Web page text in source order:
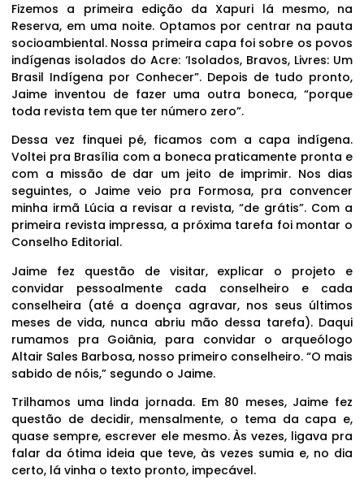
Fizemos a primeira edição da Xapuri lá mesmo, na
Reserva, em uma noite. Optamos por centrar na pauta
socioambiental. Nossa primeira capa foi sobre os povos
indígenas isolados do Acre: ‘Isolados, Bravos, Livres: Um
Brasil Indígena por Conhecer”. Depois de tudo pronto,
Jaime inventou de fazer uma outra boneca, “porque
toda revista tem que ter número zero”.
Dessa vez finquei pé, ficamos com a capa indígena.
Voltei pra Brasília com a boneca praticamente pronta e
com a missão de dar um jeito de imprimir. Nos dias
seguintes, o Jaime veio pra Formosa, pra convencer
minha irmã Lúcia a revisar a revista, “de grátis”. Com a
primeira revista impressa, a próxima tarefa foi montar o
Conselho Editorial.
Jaime fez questão de visitar, explicar o projeto e
convidar pessoalmente cada conselheiro e cada
conselheira (até a doença agravar, nos seus últimos
meses de vida, nunca abriu mão dessa tarefa). Daqui
rumamos pra Goiânia, para convidar o arqueólogo
Altair Sales Barbosa, nosso primeiro conselheiro. “O mais
sabido de nóis,” segundo o Jaime.
Trilhamos uma linda jornada. Em 80 meses, Jaime fez
questão de decidir, mensalmente, o tema da capa e,
quase sempre, escrever ele mesmo. Às vezes, ligava pra
falar da ótima ideia que teve, às vezes sumia e, no dia
certo, lá vinha o texto pronto, impecável.